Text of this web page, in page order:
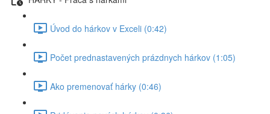
Úvod do hárkov v Exceli (0:42)
Počet prednastavených prázdnych hárkov (1:05)
Ako premenovať hárky (0:46)